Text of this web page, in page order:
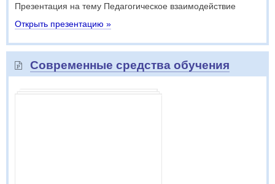
Презентация на тему Педагогическое взаимодействие
Открыть презентацию »
Современные средства обучения